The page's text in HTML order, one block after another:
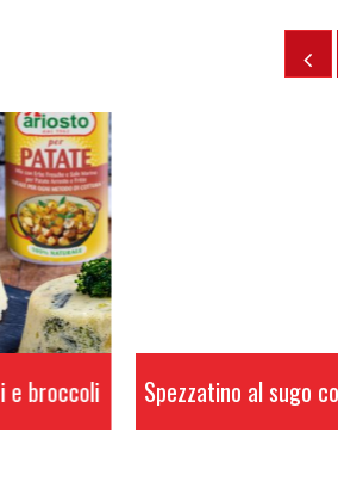
Spezzatino al sugo con i